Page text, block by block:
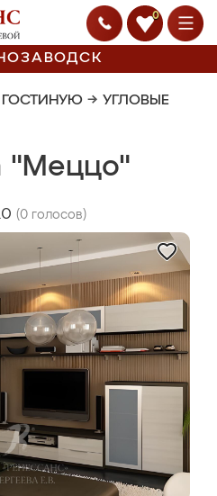
0
ГОСТИНУЮ → УГЛОВЫЕ
"Меццо"
(0 голосов)